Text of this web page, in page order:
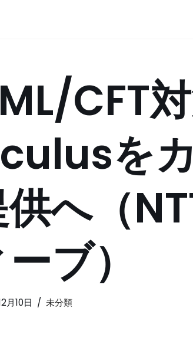
CFT
を
へ（
ブ）
月10日 未分類